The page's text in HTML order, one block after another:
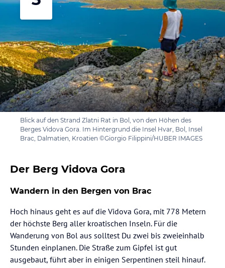
Blick auf den Strand Zlatni Rat in Bol, von den Höhen des
Berges Vidova Gora. Im Hintergrund die Insel Hvar, Bol, Insel
Brac, Dalmatien, Kroatien ©Giorgio Filippini/HUBER IMAGES
Der Berg Vidova Gora
Wandern in den Bergen von Brac
Hoch hinaus geht es auf die Vidova Gora, mit 778 Metern
der höchste Berg aller kroatischen Inseln. Für die
Wanderung von Bol aus solltest Du zwei bis zweieinhalb
Stunden einplanen. Die Straße zum Gipfel ist gut
ausgebaut, führt aber in einigen Serpentinen steil hinauf.